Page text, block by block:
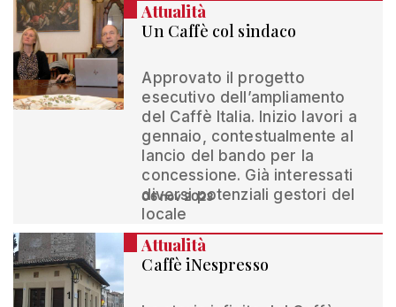
Attualità
Un Caffè col sindaco
Approvato il progetto
esecutivo dell’ampliamento
del Caffè Italia. Inizio lavori a
gennaio, contestualmente al
lancio del bando per la
concessione. Già interessati
diversi potenziali gestori del
locale
06 nov 2023
Attualità
Caffè iNespresso